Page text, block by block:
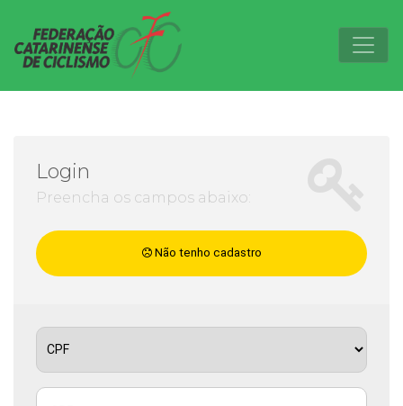
Login
Preencha os campos abaixo:
Não tenho cadastro